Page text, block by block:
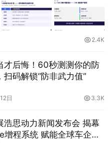
2.4K
才后悔！60秒测测你的防
扫码解锁“防非武力值”
日 3.3K
浩思动力新闻发布会 揭幕
增程系统 赋能全球车企纯